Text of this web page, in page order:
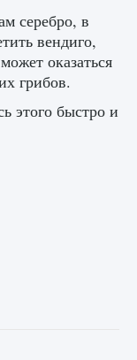
серебро, в
вендиго,
оказаться
грибов.
этого быстро и